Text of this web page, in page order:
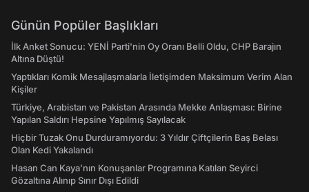
Günün Popüler Başlıkları
İlk Anket Sonucu: YENİ Parti'nin Oy Oranı Belli Oldu, CHP Barajın
Altına Düştü!
Yaptıkları Komik Mesajlaşmalarla İletişimden Maksimum Verim Alan
Kişiler
Türkiye, Arabistan ve Pakistan Arasında Mekke Anlaşması: Birine
Yapılan Saldırı Hepsine Yapılmış Sayılacak
Hiçbir Tuzak Onu Durduramıyordu: 3 Yıldır Çiftçilerin Baş Belası
Olan Kedi Yakalandı
Hasan Can Kaya’nın Konuşanlar Programına Katılan Seyirci
Gözaltına Alınıp Sınır Dışı Edildi